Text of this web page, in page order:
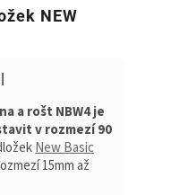
NEW
a rošt NBW4 je
v rozmezí 90
New Basic
15mm až